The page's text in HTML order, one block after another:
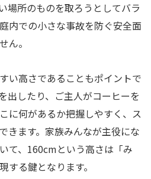
場所のものを取ろうとしてバラ
内での小さな事故を防ぐ安全面
ん。
い高さであることもポイントで
出したり、ご主人がコーヒーを
に何があるか把握しやすく、ス
きます。家族みんなが主役にな
て、160cmという高さは「み
する鍵となります。